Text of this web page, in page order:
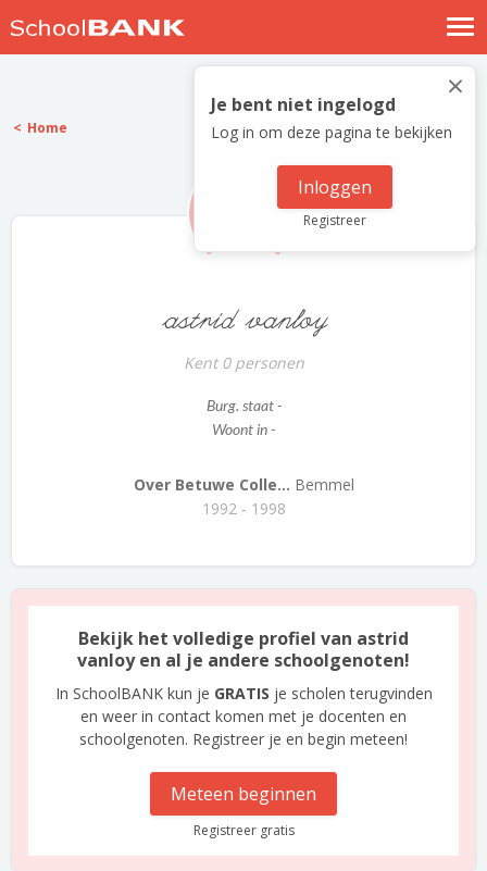
Nostalgische verhalen
Log in
Meld je gratis aan
×
Je bent niet ingelogd
Log in om deze pagina te bekijken
Inloggen
Registreer
Home
astrid vanloy
Kent 0 personen
Burg. staat -
Woont in -
Over Betuwe Colle... Bemmel
1992 - 1998
Bekijk het volledige profiel van astrid
vanloy en al je andere schoolgenoten!
In SchoolBANK kun je GRATIS je scholen terugvinden
en weer in contact komen met je docenten en
schoolgenoten. Registreer je en begin meteen!
Meteen beginnen
Registreer gratis